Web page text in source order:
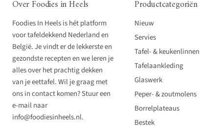
Over Foodies in Heels
Foodies In Heels is hét platform
voor tafeldekkend Nederland en
België. Je vindt er de lekkerste en
gezondste recepten en we leren je
alles over het prachtig dekken
van je eettafel. Wil je graag met
ons in contact komen? Stuur een
e-mail naar
info@foodiesinheels.nl.
Productcategoriën
Nieuw
Servies
Tafel- & keukenlinnen
Tafelaankleding
Glaswerk
Peper- & zoutmolens
Borrelplateaus
Bestek